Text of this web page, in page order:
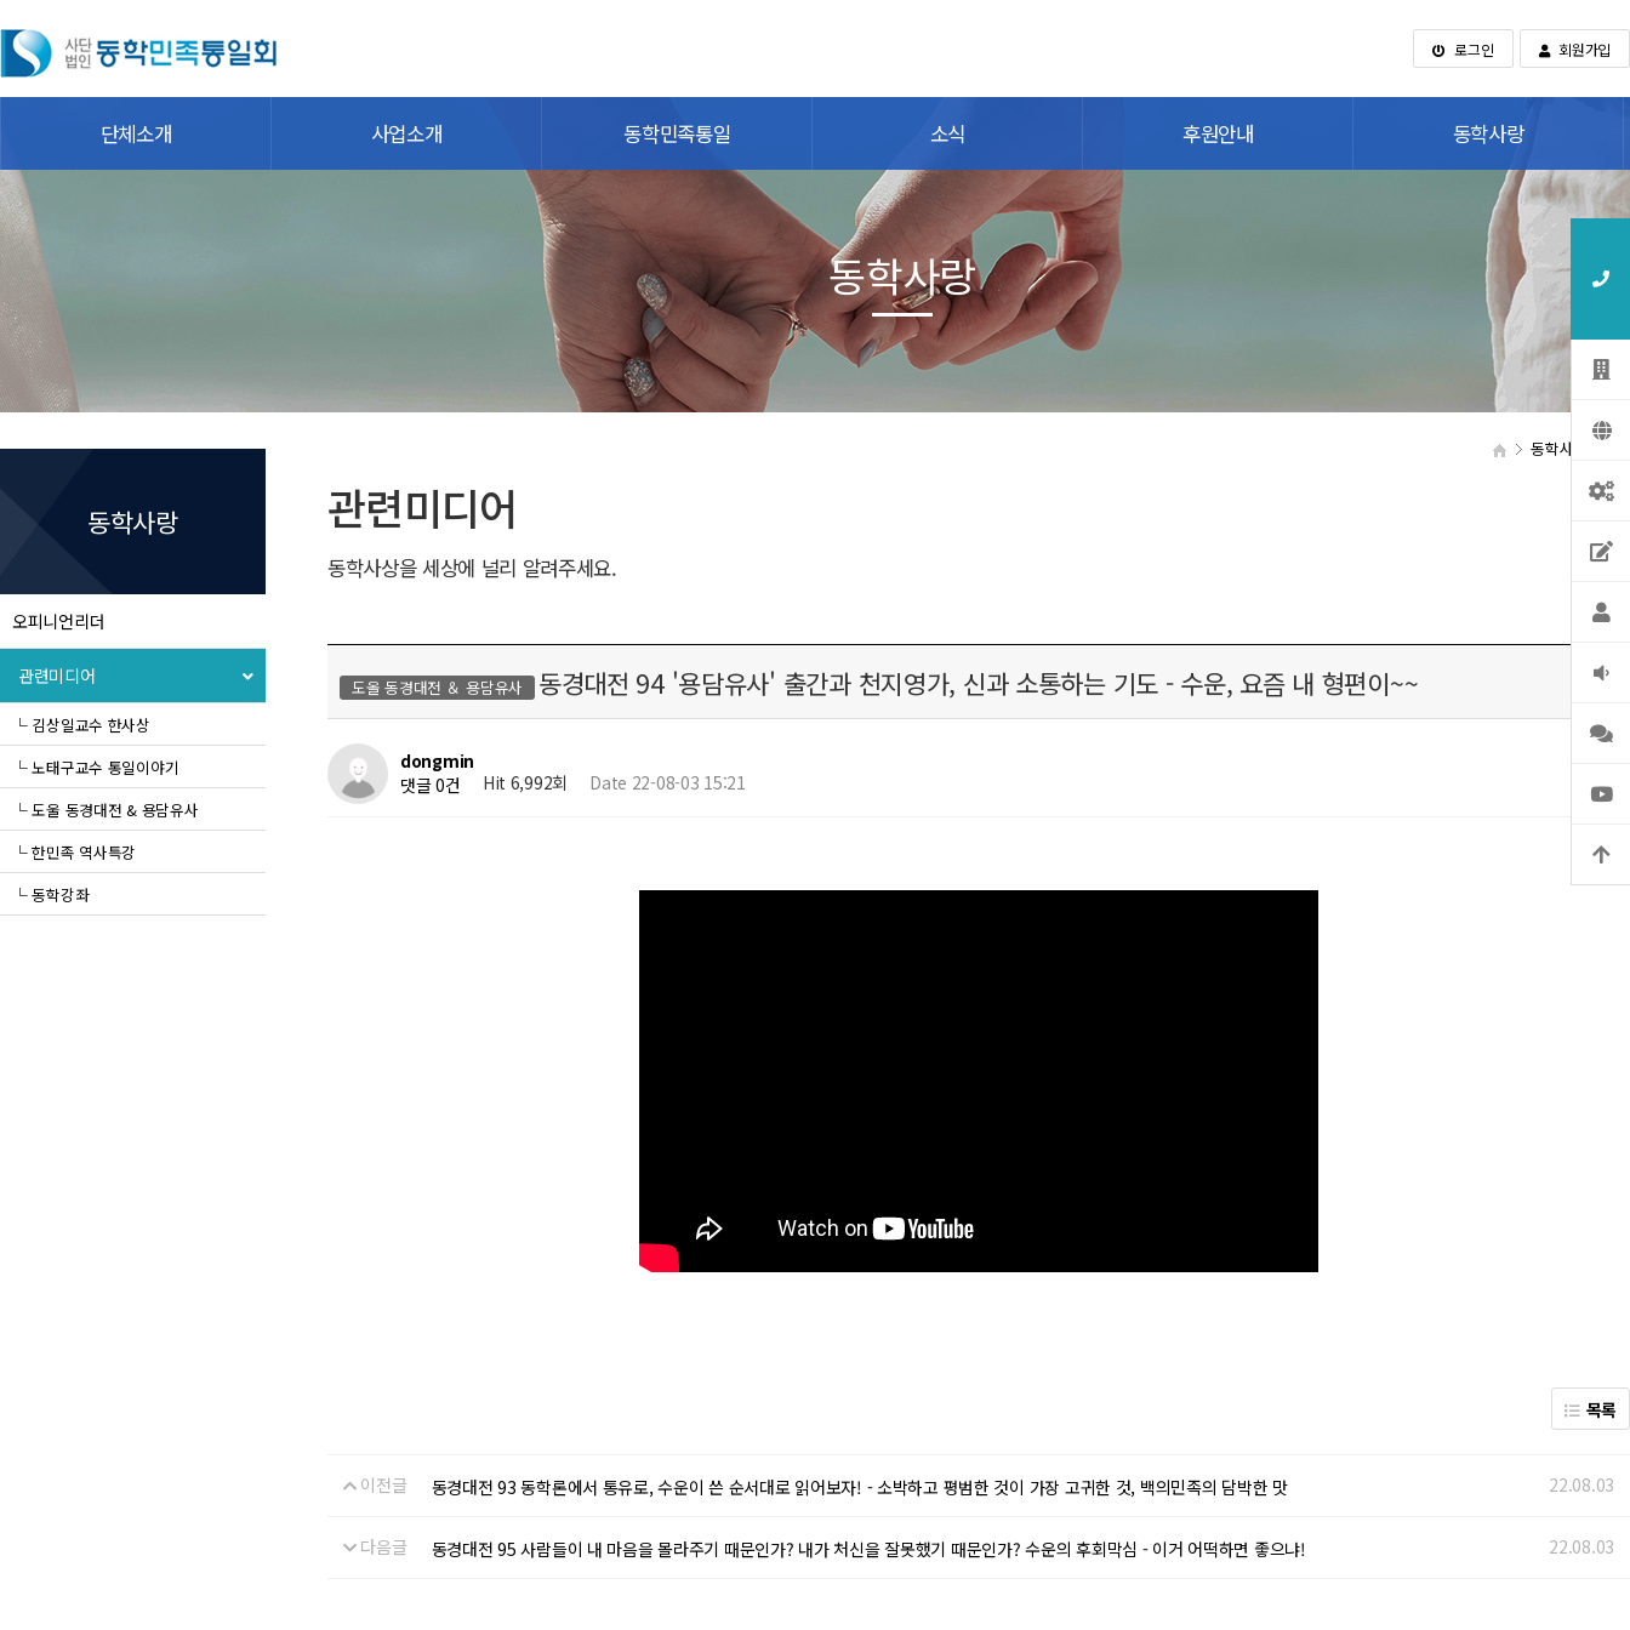
로그인 회원가입
단체소개 사업소개 동학민족통일 소식 후원안내 동학사랑
동학사랑
동학사랑
동학사랑
오피니언리더
관련미디어
└ 김상일교수 한사상
└ 노태구교수 통일이야기
└ 도울 동경대전 & 용담유사
└ 한민족 역사특강
└ 동학강좌
관련미디어
동학사상을 세상에 널리 알려주세요.
도올 동경대전 ＆ 용담유사 동경대전 94 '용담유사' 출간과 천지영가, 신과 소통하는 기도 - 수운, 요즘 내 형편이~~
dongmin
댓글 0건
Hit 6,992회 Date 22-08-03 15:21
목록
이전글 동경대전 93 동학론에서 통유로, 수운이 쓴 순서대로 읽어보자! - 소박하고 평범한 것이 가장 고귀한 것, 백의민족의 담박한 맛 22.08.03
다음글 동경대전 95 사람들이 내 마음을 몰라주기 때문인가? 내가 처신을 잘못했기 때문인가? 수운의 후회막심 - 이거 어떡하면 좋으냐! 22.08.03